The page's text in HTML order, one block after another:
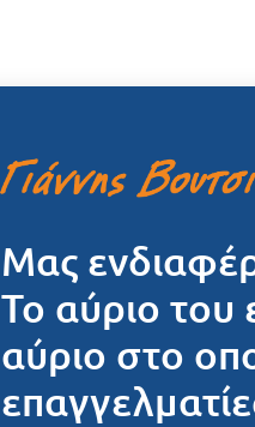
Μας
Το αύριο του
αύριο στο